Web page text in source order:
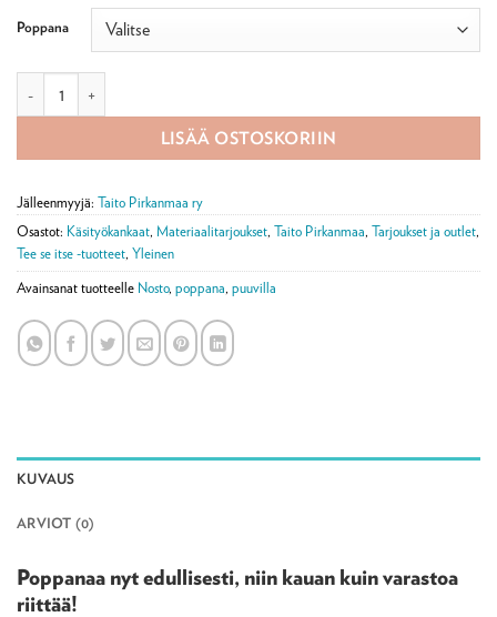
Poppana
LISÄÄ OSTOSKORIIN
Jälleenmyyjä: Taito Pirkanmaa ry
Osastot: Käsityökankaat, Materiaalitarjoukset, Taito Pirkanmaa, Tarjoukset ja outlet,
Tee se itse -tuotteet, Yleinen
Avainsanat tuotteelle Nosto, poppana, puuvilla
KUVAUS
ARVIOT (0)
Poppanaa nyt edullisesti, niin kauan kuin varastoa
riittää!